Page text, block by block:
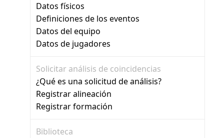
Datos físicos
Definiciones de los eventos
Datos del equipo
Datos de jugadores
Solicitar análisis de coincidencias
¿Qué es una solicitud de análisis?
Registrar alineación
Registrar formación
Biblioteca